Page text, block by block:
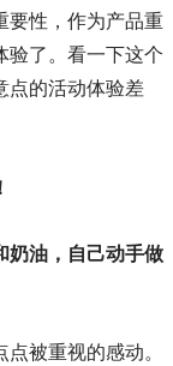
要性，作为产品重
验了。看一下这个
点的活动体验差
奶油，自己动手做
被重视的感动。